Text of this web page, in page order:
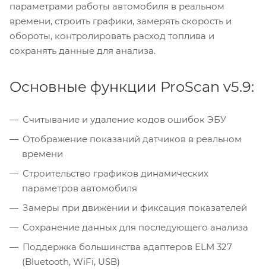
параметрами работы автомобиля в реальном
времени, строить графики, замерять скорость и
обороты, контролировать расход топлива и
сохранять данные для анализа.
Основные функции ProScan v5.9:
Считывание и удаление кодов ошибок ЭБУ
Отображение показаний датчиков в реальном
времени
Строительство графиков динамических
параметров автомобиля
Замеры при движении и фиксация показателей
Сохранение данных для последующего анализа
Поддержка большинства адаптеров ELM 327
(Bluetooth, WiFi, USB)